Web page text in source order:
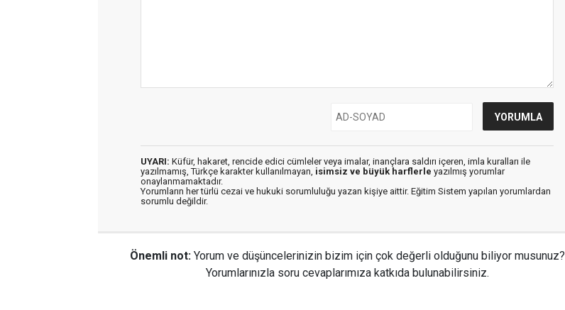
UYARI: Küfür, hakaret, rencide edici cümleler veya imalar, inançlara saldırı içeren, imla kuralları ile
yazılmamış, Türkçe karakter kullanılmayan, isimsiz ve büyük harflerle yazılmış yorumlar
onaylanmamaktadır.
Yorumların her türlü cezai ve hukuki sorumluluğu yazan kişiye aittir. Eğitim Sistem yapılan yorumlardan
sorumlu değildir.
Önemli not: Yorum ve düşüncelerinizin bizim için çok değerli olduğunu biliyor musunuz?
Yorumlarınızla soru cevaplarımıza katkıda bulunabilirsiniz.